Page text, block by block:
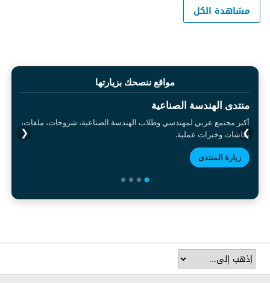
مشاهدة الكل
مواقع ننصحك بزيارتها
منتدى الهندسة الصناعية
أكبر مجتمع عربي لمهندسي وطلاب الهندسة الصناعية، شروحات، ملفات،
نقاشات وخبرات عملية.
زيارة المنتدى
❮ ❯